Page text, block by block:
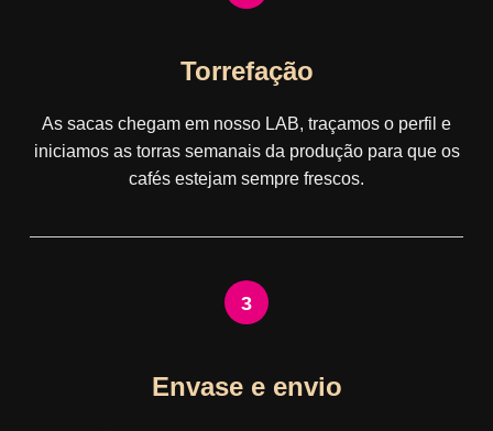
Torrefação
As sacas chegam em nosso LAB, traçamos o perfil e
iniciamos as torras semanais da produção para que os
cafés estejam sempre frescos.
3
Envase e envio